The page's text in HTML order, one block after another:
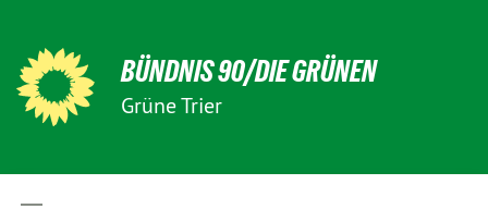
BÜNDNIS 90/DIE GRÜNEN
Grüne Trier